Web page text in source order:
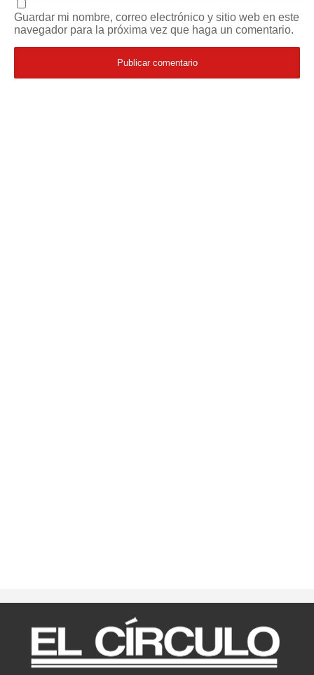
Guardar mi nombre, correo electrónico y sitio web en este
navegador para la próxima vez que haga un comentario.